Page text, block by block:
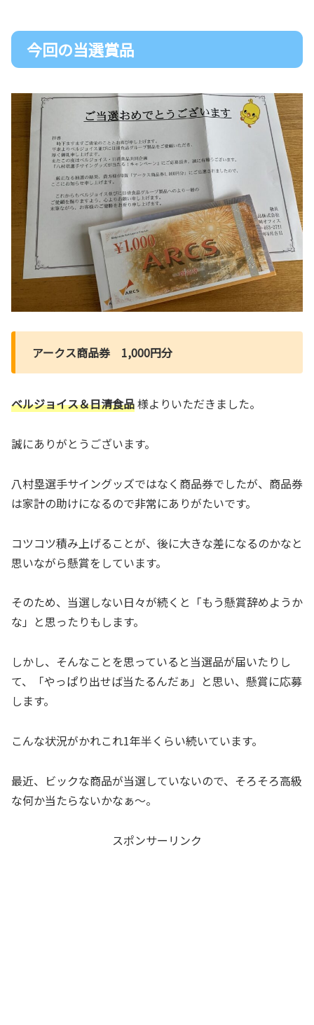
今回の当選賞品
アークス商品券 1,000円分
ベルジョイス＆日清食品様よりいただきました。
誠にありがとうございます。
八村塁選手サイングッズではなく商品券でしたが、商品券
は家計の助けになるので非常にありがたいです。
コツコツ積み上げることが、後に大きな差になるのかなと
思いながら懸賞をしています。
そのため、当選しない日々が続くと「もう懸賞辞めようか
な」と思ったりもします。
しかし、そんなことを思っていると当選品が届いたりし
て、「やっぱり出せば当たるんだぁ」と思い、懸賞に応募
します。
こんな状況がかれこれ1年半くらい続いています。
最近、ビックな商品が当選していないので、そろそろ高級
な何か当たらないかなぁ～。
スポンサーリンク